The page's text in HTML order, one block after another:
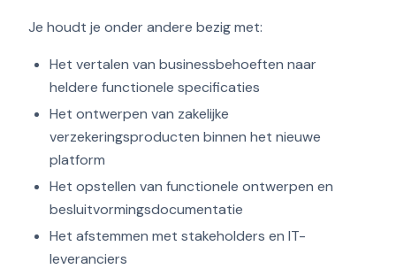
Je houdt je onder andere bezig met:
Het vertalen van businessbehoeften naar
heldere functionele specificaties
Het ontwerpen van zakelijke
verzekeringsproducten binnen het nieuwe
platform
Het opstellen van functionele ontwerpen en
besluitvormingsdocumentatie
Het afstemmen met stakeholders en IT-
leveranciers